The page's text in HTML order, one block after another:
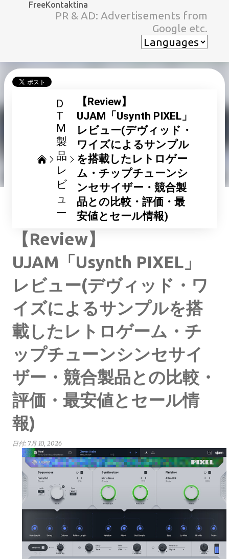
スキップしてメイン コンテンツに移動
FreeKontaktina
PR & AD: Advertisements from
Google etc.
D
T
M
製
品
レ
ビ
ュ
ー
【Review】
UJAM「Usynth PIXEL」
レビュー(デヴィッド・
ワイズによるサンプル
を搭載したレトロゲー
ム・チップチューンシ
ンセサイザー・競合製
品との比較・評価・最
安値とセール情報)
【Review】
UJAM「Usynth PIXEL」
レビュー(デヴィッド・ワ
イズによるサンプルを搭
載したレトロゲーム・チ
ップチューンシンセサイ
ザー・競合製品との比較・
評価・最安値とセール情
報)
日付: 7月 10, 2026